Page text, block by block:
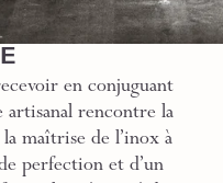
en conjuguant
rencontre la
maîtrise de l’inox à
perfection et d’un